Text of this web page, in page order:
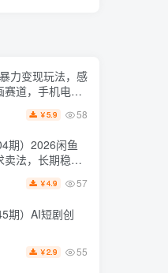
产系统【录音
力变现玩法，感
赛道，手机电脑
￥5.9 58
期）2026闲鱼
卖法，长期稳定
利润300
￥4.9 57
期）AI短剧创
教
作恶毒女配短
￥2.9 55